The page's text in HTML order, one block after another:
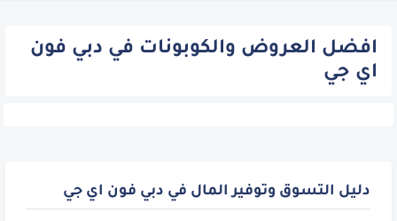
افضل العروض والكوبونات في دبي فون
اي جي
دليل التسوق وتوفير المال في دبي فون اي جي